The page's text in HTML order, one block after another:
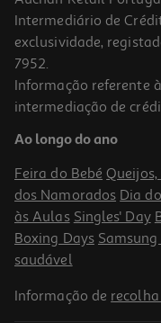
Toalhitas Limpeza
0.11 €/un
4,49 €
Intermediário de
exclusividade,
7952.
Informação referente
intermediação de
Ao longo do ano
Feira do Bebé
dos Namorados Dia
às Aulas Singles' Day
Boxing Days
saudável
Informação de